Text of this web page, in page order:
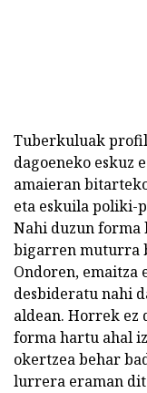
Tuberkuluak
dagoeneko eskuz
amaieran
eta eskuila poliki-
Nahi duzun forma
bigarren muturra
Ondoren, emaitza
desbideratu nahi
aldean. Horrek
forma hartu ahal
okertzea behar
lurrera eraman